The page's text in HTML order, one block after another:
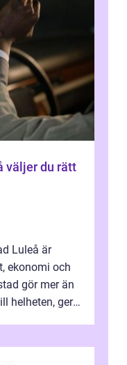
väljer du rätt
Luleå är
ekonomi och
gör mer än
helheten, ger